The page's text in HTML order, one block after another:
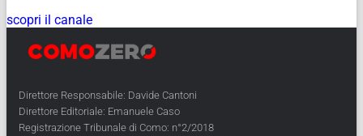
scopri il canale
Direttore Responsabile: Davide Cantoni
Direttore Editoriale: Emanuele Caso
Registrazione Tribunale di Como: n°2/2018